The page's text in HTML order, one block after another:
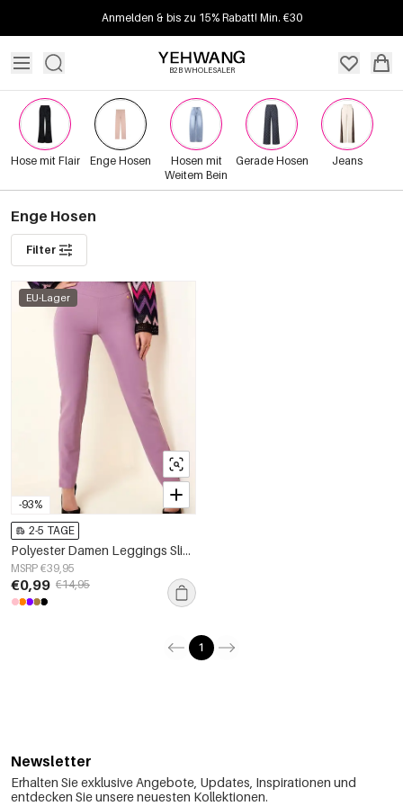
Anmelden & bis zu 15% Rabatt! Min. €30
B2B WHOLESALER
Hose mit Flair Enge Hosen
Hosen mit
Weitem Bein
Gerade Hosen Jeans
Enge Hosen
Filter
-93%
EU-Lager
2-5 TAGE
Polyester Damen Leggings Slim Fit Hohe Elastizität
MSRP €39,95
€0,99 €14,95
1
Newsletter
Erhalten Sie exklusive Angebote, Updates, Inspirationen und
entdecken Sie unsere neuesten Kollektionen.